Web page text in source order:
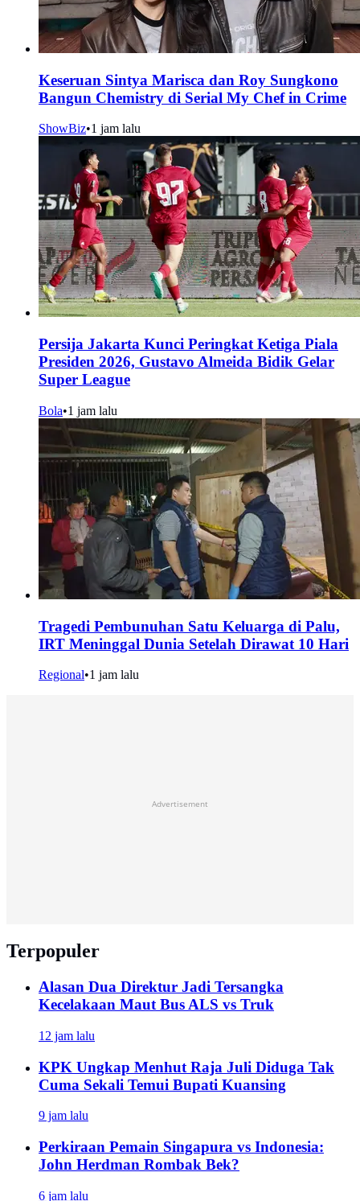
Keseruan Sintya Marisca dan Roy Sungkono
Bangun Chemistry di Serial My Chef in Crime
ShowBiz•1 jam lalu
Persija Jakarta Kunci Peringkat Ketiga Piala
Presiden 2026, Gustavo Almeida Bidik Gelar
Super League
Bola•1 jam lalu
Tragedi Pembunuhan Satu Keluarga di Palu,
IRT Meninggal Dunia Setelah Dirawat 10 Hari
Regional•1 jam lalu
Advertisement
Terpopuler
Alasan Dua Direktur Jadi Tersangka
Kecelakaan Maut Bus ALS vs Truk
12 jam lalu
KPK Ungkap Menhut Raja Juli Diduga Tak
Cuma Sekali Temui Bupati Kuansing
9 jam lalu
Perkiraan Pemain Singapura vs Indonesia:
John Herdman Rombak Bek?
6 jam lalu